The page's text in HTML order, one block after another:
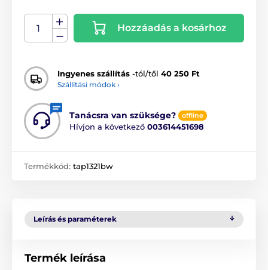
Hozzáadás a kosárhoz
Ingyenes szállítás -tól/től 40 250 Ft
Szállítási módok ›
Tanácsra van szüksége? offline
Hívjon a következő 003614451698
Termékkód: tap1321bw
Leírás és paraméterek
Termék leírása